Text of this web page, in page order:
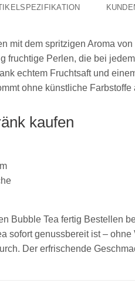
mit dem spritzigen Aroma
fruchtige Perlen, die bei
echtem Fruchtsaft und
ohne künstliche
kaufen
Bubble Tea fertig Bestellen
sofort genussbereit ist –
Der erfrischende